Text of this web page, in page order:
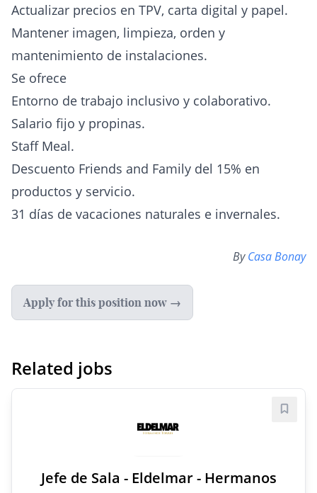
Actualizar precios en TPV, carta digital y papel.
Mantener imagen, limpieza, orden y
mantenimiento de instalaciones.
Se ofrece
Entorno de trabajo inclusivo y colaborativo.
Salario fijo y propinas.
Staff Meal.
Descuento Friends and Family del 15% en
productos y servicio.
31 días de vacaciones naturales e invernales.
ByCasa Bonay
Apply for this position now →
Related jobs
Jefe de Sala - Eldelmar - Hermanos
Save